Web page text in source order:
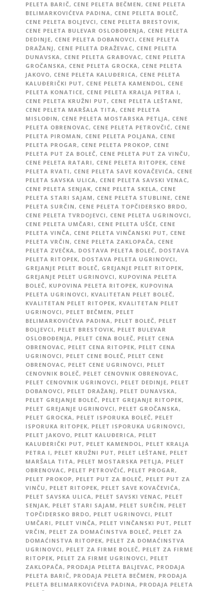
PELETA BARIČ, CENE PELETA BEČMEN, CENE PELETA
BELIMARKOVIĆEVA PADINA, CENE PELETA BOLEČ,
CENE PELETA BOLJEVCI, CENE PELETA BRESTOVIK,
CENE PELETA BULEVAR OSLOBOĐENJA, CENE PELETA
DEDINJE, CENE PELETA DOBANOVCI, CENE PELETA
DRAŽANJ, CENE PELETA DRAŽEVAC, CENE PELETA
DUNAVSKA, CENE PELETA GRABOVAC, CENE PELETA
GROČANSKA, CENE PELETA GROCKA, CENE PELETA
JAKOVO, CENE PELETA KALUĐERICA, CENE PELETA
KALUĐERIČKI PUT, CENE PELETA KAMENDOL, CENE
PELETA KONATICE, CENE PELETA KRALJA PETRA I,
CENE PELETA KRUŽNI PUT, CENE PELETA LEŠTANE,
CENE PELETA MARŠALA TITA, CENE PELETA
MISLOĐIN, CENE PELETA MOSTARSKA PETLJA, CENE
PELETA OBRENOVAC, CENE PELETA PETROVČIĆ, CENE
PELETA PIROMAN, CENE PELETA POLJANA, CENE
PELETA PROGAR, CENE PELETA PROKOP, CENE
PELETA PUT ZA BOLEČ, CENE PELETA PUT ZA VINČU,
CENE PELETA RATARI, CENE PELETA RITOPEK, CENE
PELETA RVATI, CENE PELETA SAVE KOVAČEVIĆA, CENE
PELETA SAVSKA ULICA, CENE PELETA SAVSKI VENAC,
CENE PELETA SENJAK, CENE PELETA SKELA, CENE
PELETA STARI SAJAM, CENE PELETA STUBLINE, CENE
PELETA SURČIN, CENE PELETA TOPČIDERSKO BRDO,
CENE PELETA TVRDOJEVCI, CENE PELETA UGRINOVCI,
CENE PELETA UMČARI, CENE PELETA UŠĆE, CENE
PELETA VINČA, CENE PELETA VINČANSKI PUT, CENE
PELETA VRČIN, CENE PELETA ZAKLOPAČA, CENE
PELETA ZVEČKA, DOSTAVA PELETA BOLEČ, DOSTAVA
PELETA RITOPEK, DOSTAVA PELETA UGRINOVCI,
GREJANJE PELET BOLEČ, GREJANJE PELET RITOPEK,
GREJANJE PELET UGRINOVCI, KUPOVINA PELETA
BOLEČ, KUPOVINA PELETA RITOPEK, KUPOVINA
PELETA UGRINOVCI, KVALITETAN PELET BOLEČ,
KVALITETAN PELET RITOPEK, KVALITETAN PELET
UGRINOVCI, PELET BEČMEN, PELET
BELIMARKOVIĆEVA PADINA, PELET BOLEČ, PELET
BOLJEVCI, PELET BRESTOVIK, PELET BULEVAR
OSLOBOĐENJA, PELET CENA BOLEČ, PELET CENA
OBRENOVAC, PELET CENA RITOPEK, PELET CENA
UGRINOVCI, PELET CENE BOLEČ, PELET CENE
OBRENOVAC, PELET CENE UGRINOVCI, PELET
CENOVNIK BOLEČ, PELET CENOVNIK OBRENOVAC,
PELET CENOVNIK UGRINOVCI, PELET DEDINJE, PELET
DOBANOVCI, PELET DRAŽANJ, PELET DUNAVSKA,
PELET GREJANJE BOLEČ, PELET GREJANJE RITOPEK,
PELET GREJANJE UGRINOVCI, PELET GROČANSKA,
PELET GROCKA, PELET ISPORUKA BOLEČ, PELET
ISPORUKA RITOPEK, PELET ISPORUKA UGRINOVCI,
PELET JAKOVO, PELET KALUĐERICA, PELET
KALUĐERIČKI PUT, PELET KAMENDOL, PELET KRALJA
PETRA I, PELET KRUŽNI PUT, PELET LEŠTANE, PELET
MARŠALA TITA, PELET MOSTARSKA PETLJA, PELET
OBRENOVAC, PELET PETROVČIĆ, PELET PROGAR,
PELET PROKOP, PELET PUT ZA BOLEČ, PELET PUT ZA
VINČU, PELET RITOPEK, PELET SAVE KOVAČEVIĆA,
PELET SAVSKA ULICA, PELET SAVSKI VENAC, PELET
SENJAK, PELET STARI SAJAM, PELET SURČIN, PELET
TOPČIDERSKO BRDO, PELET UGRINOVCI, PELET
UMČARI, PELET VINČA, PELET VINČANSKI PUT, PELET
VRČIN, PELET ZA DOMAĆINSTVA BOLEČ, PELET ZA
DOMAĆINSTVA RITOPEK, PELET ZA DOMAĆINSTVA
UGRINOVCI, PELET ZA FIRME BOLEČ, PELET ZA FIRME
RITOPEK, PELET ZA FIRME UGRINOVCI, PELET
ZAKLOPAČA, PRODAJA PELETA BALJEVAC, PRODAJA
PELETA BARIČ, PRODAJA PELETA BEČMEN, PRODAJA
PELETA BELIMARKOVIĆEVA PADINA, PRODAJA PELETA